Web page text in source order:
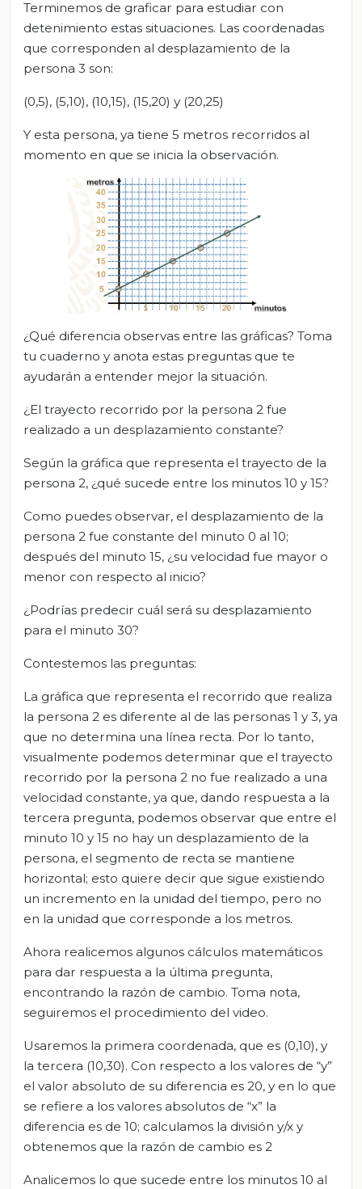
Terminemos de graficar para estudiar con
detenimiento estas situaciones. Las coordenadas
que corresponden al desplazamiento de la
persona 3 son:
(0,5), (5,10), (10,15), (15,20) y (20,25)
Y esta persona, ya tiene 5 metros recorridos al
momento en que se inicia la observación.
¿Qué diferencia observas entre las gráficas? Toma
tu cuaderno y anota estas preguntas que te
ayudarán a entender mejor la situación.
¿El trayecto recorrido por la persona 2 fue
realizado a un desplazamiento constante?
Según la gráfica que representa el trayecto de la
persona 2, ¿qué sucede entre los minutos 10 y 15?
Como puedes observar, el desplazamiento de la
persona 2 fue constante del minuto 0 al 10;
después del minuto 15, ¿su velocidad fue mayor o
menor con respecto al inicio?
¿Podrías predecir cuál será su desplazamiento
para el minuto 30?
Contestemos las preguntas:
La gráfica que representa el recorrido que realiza
la persona 2 es diferente al de las personas 1 y 3, ya
que no determina una línea recta. Por lo tanto,
visualmente podemos determinar que el trayecto
recorrido por la persona 2 no fue realizado a una
velocidad constante, ya que, dando respuesta a la
tercera pregunta, podemos observar que entre el
minuto 10 y 15 no hay un desplazamiento de la
persona, el segmento de recta se mantiene
horizontal; esto quiere decir que sigue existiendo
un incremento en la unidad del tiempo, pero no
en la unidad que corresponde a los metros.
Ahora realicemos algunos cálculos matemáticos
para dar respuesta a la última pregunta,
encontrando la razón de cambio. Toma nota,
seguiremos el procedimiento del video.
Usaremos la primera coordenada, que es (0,10), y
la tercera (10,30). Con respecto a los valores de “y”
el valor absoluto de su diferencia es 20, y en lo que
se refiere a los valores absolutos de “x” la
diferencia es de 10; calculamos la división y/x y
obtenemos que la razón de cambio es 2
Analicemos lo que sucede entre los minutos 10 al